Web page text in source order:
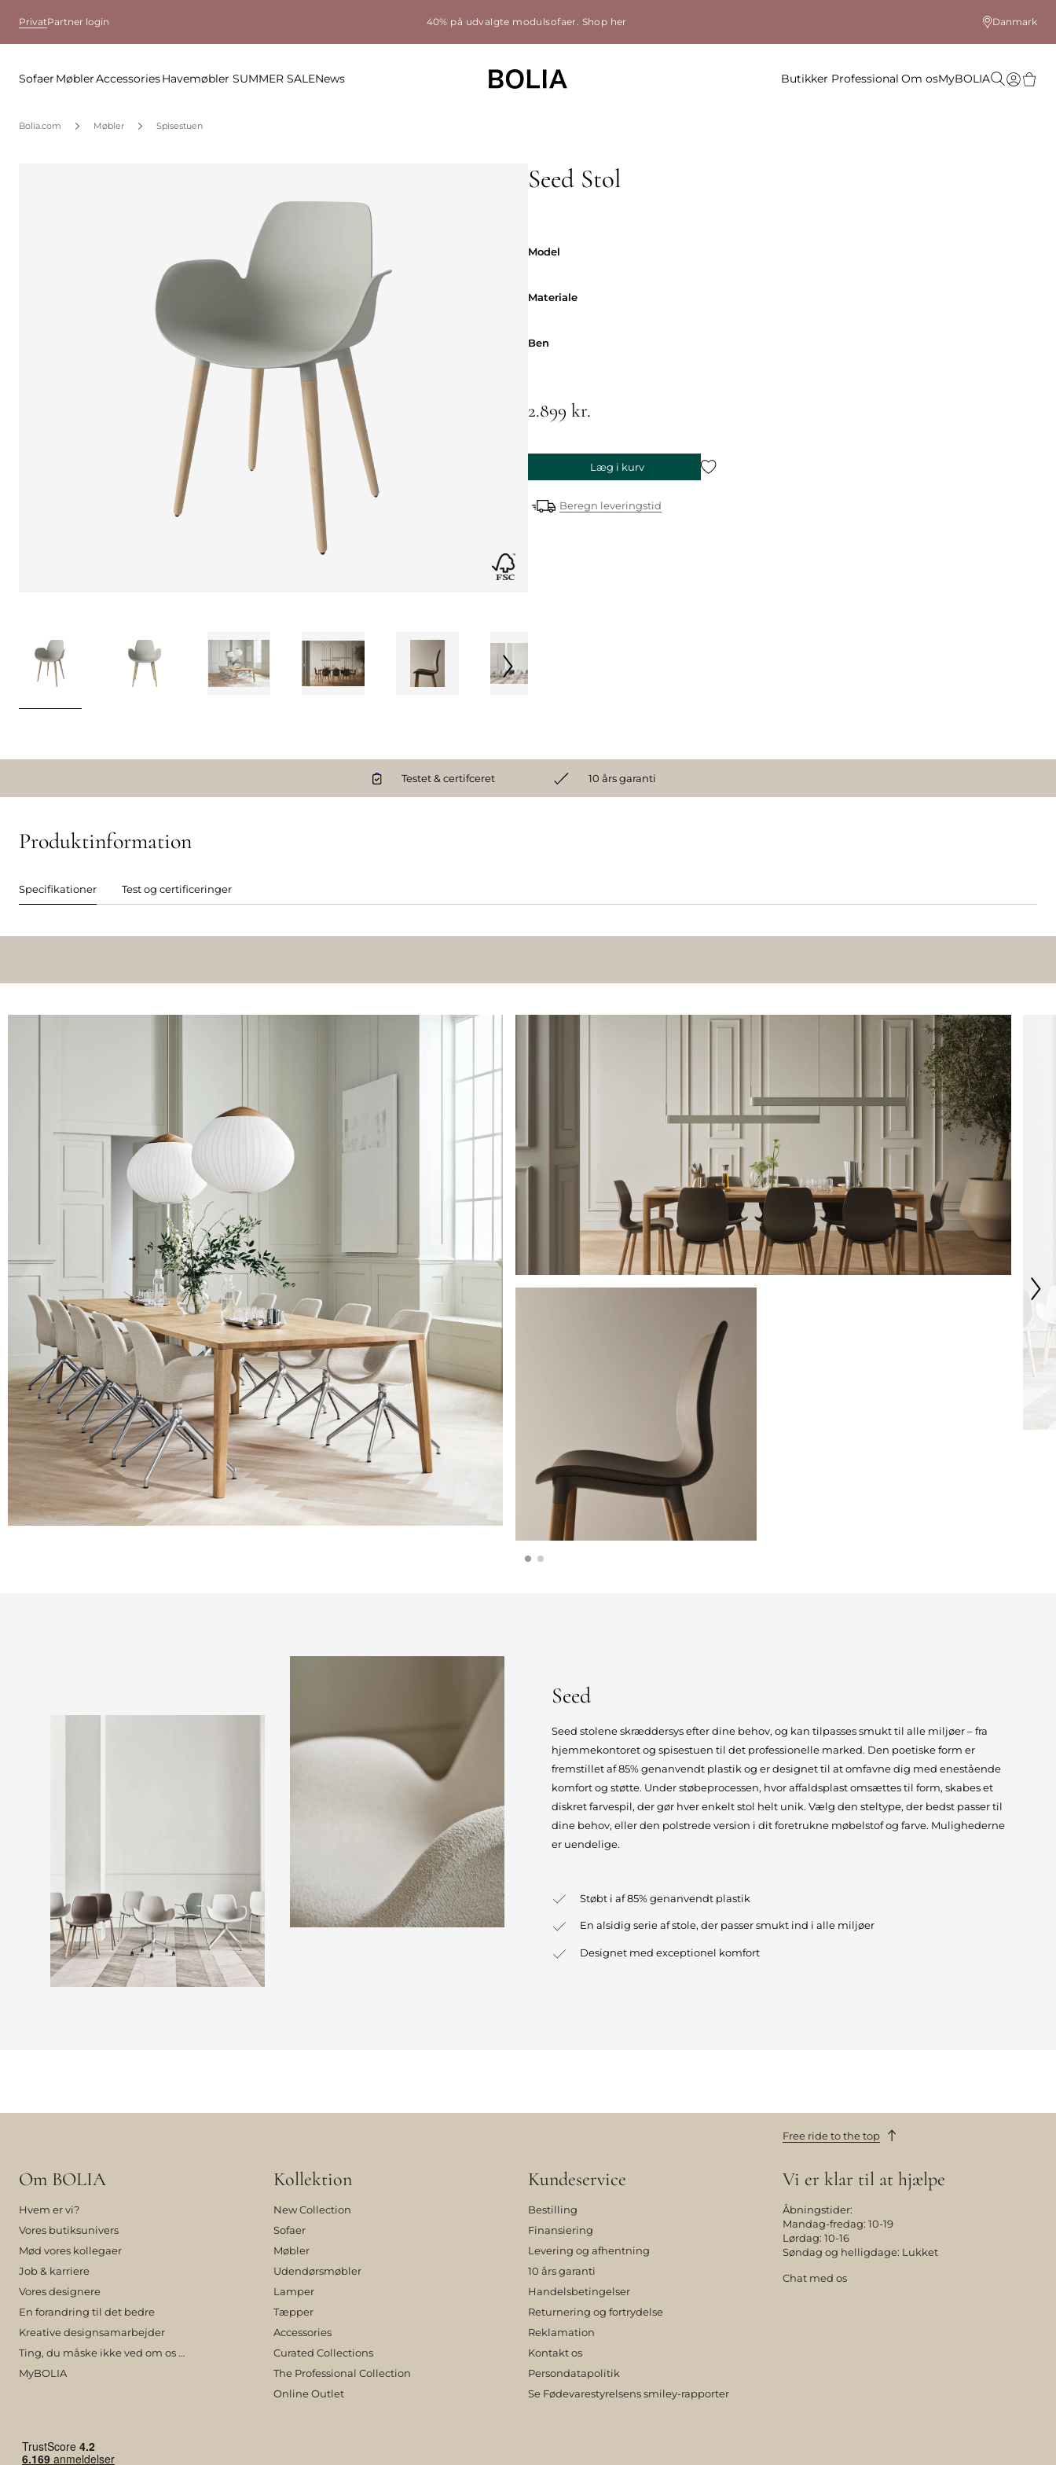
PrivatPartner login 40% på udvalgte modulsofaer. Shop her Danmark
Sofaer MøblerAccessoriesHavemøbler SUMMER SALENews Butikker Professional Om osMyBOLIA
Bolia.com Møbler Spisestuen
Seed Stol
Model
Materiale
Ben
2.899 kr.
Læg i kurv
Beregn leveringstid
Testet & certifceret 10 års garanti
Produktinformation
Specifikationer Test og certificeringer
Seed
Seed stolene skræddersys efter dine behov, og kan tilpasses smukt til alle miljøer – fra
hjemmekontoret og spisestuen til det professionelle marked. Den poetiske form er
fremstillet af 85% genanvendt plastik og er designet til at omfavne dig med enestående
komfort og støtte. Under støbeprocessen, hvor affaldsplast omsættes til form, skabes et
diskret farvespil, der gør hver enkelt stol helt unik. Vælg den steltype, der bedst passer til
dine behov, eller den polstrede version i dit foretrukne møbelstof og farve. Mulighederne
er uendelige.
Støbt i af 85% genanvendt plastik
En alsidig serie af stole, der passer smukt ind i alle miljøer
Designet med exceptionel komfort
Free ride to the top
Om BOLIA
Hvem er vi?
Vores butiksunivers
Mød vores kollegaer
Job & karriere
Vores designere
En forandring til det bedre
Kreative designsamarbejder
Ting, du måske ikke ved om os …
MyBOLIA
Kollektion
New Collection
Sofaer
Møbler
Udendørsmøbler
Lamper
Tæpper
Accessories
Curated Collections
The Professional Collection
Online Outlet
Kundeservice
Bestilling
Finansiering
Levering og afhentning
10 års garanti
Handelsbetingelser
Returnering og fortrydelse
Reklamation
Kontakt os
Persondatapolitik
Se Fødevarestyrelsens smiley-rapporter
Vi er klar til at hjælpe
Åbningstider:
Mandag-fredag: 10-19
Lørdag: 10-16
Søndag og helligdage: Lukket
Chat med os